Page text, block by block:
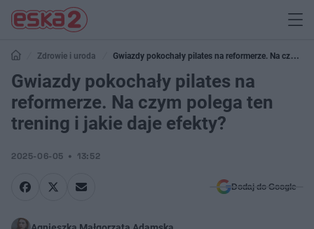
Zdrowie i uroda
Gwiazdy pokochały pilates na reformerze. Na czym
polega ten trening i jakie daje efekty?
Gwiazdy pokochały pilates na
reformerze. Na czym polega ten
trening i jakie daje efekty?
2025-06-05 13:52
Dodaj do Google